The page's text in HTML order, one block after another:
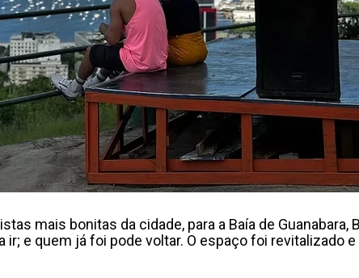
mais bonitas da cidade, para a Baía de Guanabara,
e quem já foi pode voltar. O espaço foi revitalizado